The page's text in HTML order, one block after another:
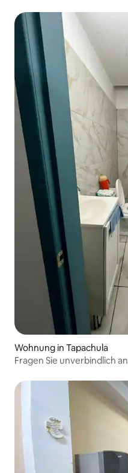
Wohnung in Tapachula
Fragen Sie unverbindlich an